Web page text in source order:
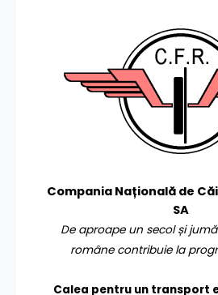
Compania Națională de
SA
De aproape un secol și
române contribuie la
Calea pentru un transport